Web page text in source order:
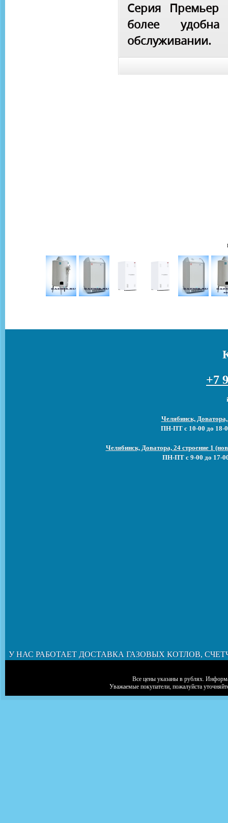
Серия Премьер
более
обслуживании.
+7
Челябинск,
ПН-ПТ с 10-00 до 18-
Челябинск, Доватора, 24 строение 1
ПН-ПТ с 9-00 до 17-
У НАС РАБОТАЕТ ДОСТАВКА ГАЗОВЫХ КОТЛОВ,
Все цены указаны в рублях.
Уважаемые покупатели, пожалуйста